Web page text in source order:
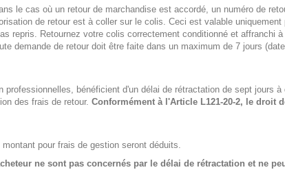
le cas où un retour de marchandise est accordé, un numéro de
de retour est à coller sur le colis. Ceci est valable
repris. Retournez votre colis correctement conditionné et affranchi
demande de retour doit être faite dans un maximum de 7 jours
bénéficient d'un délai de rétractation de sept jours
des frais de retour. Conformément à l'Article L121-20-2, le droit
pour frais de gestion seront déduits.
ne sont pas concernés par le délai de rétractation et ne